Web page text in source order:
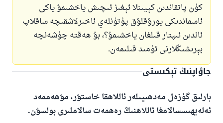
كۈن پاتقاندىن كېيىنلا ئېغىز ئىچىش ياخشىمۇ ياكى
ئاسماندىكى يورۇقلۇق پۈتۈنلەي ئاخىرلاشقىچە ساقلاپ
ئاندىن ئىپتار قىلغان ياخشىمۇ؟، بۇ ھەقتە چۈشەنچە
بېرىشىڭلارنى ئۈمىد قىلىمەن.
جاۋاپنىڭ تېكىستى
بارلىق گۈزەل مەدھىيىلەر ئاللاھقا خاستۇر، مۇھەممەد
ئەلەيھىسسالامغا ئاللاھنىڭ رەھمەت سالاملىرى بولسۇن.